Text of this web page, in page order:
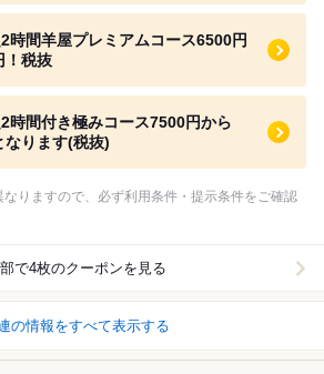
ポン
時間羊屋プレミアムコース6500円
！税抜
ポン
時間付き極みコース7500円から
なります(税抜)
りますので、必ず利用条件・提示条件をご確認
で4枚のクーポンを見る
の情報をすべて表示する